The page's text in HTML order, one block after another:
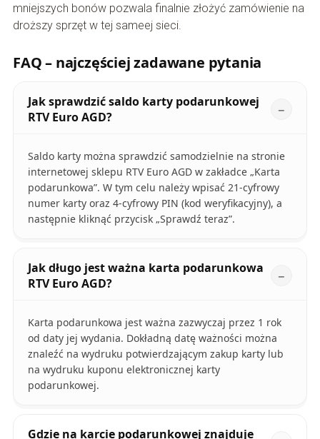
mniejszych bonów pozwala finalnie złożyć zamówienie na
droższy sprzęt w tej sameej sieci.
FAQ – najczęściej zadawane pytania
Jak sprawdzić saldo karty podarunkowej
RTV Euro AGD?
Saldo karty można sprawdzić samodzielnie na stronie
internetowej sklepu RTV Euro AGD w zakładce „Karta
podarunkowa”. W tym celu należy wpisać 21-cyfrowy
numer karty oraz 4-cyfrowy PIN (kod weryfikacyjny), a
następnie kliknąć przycisk „Sprawdź teraz”.
Jak długo jest ważna karta podarunkowa
RTV Euro AGD?
Karta podarunkowa jest ważna zazwyczaj przez 1 rok
od daty jej wydania. Dokładną datę ważności można
znaleźć na wydruku potwierdzającym zakup karty lub
na wydruku kuponu elektronicznej karty
podarunkowej.
Gdzie na karcie podarunkowej znajduje